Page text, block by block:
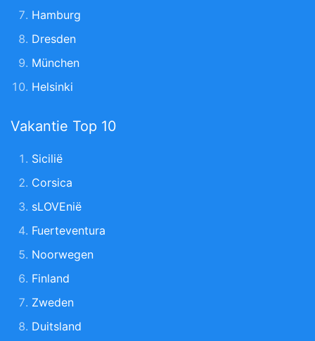
Hamburg
Dresden
München
Helsinki
Vakantie Top 10
Sicilië
Corsica
sLOVEnië
Fuerteventura
Noorwegen
Finland
Zweden
Duitsland